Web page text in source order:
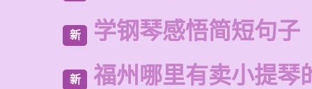
新 学钢琴感悟简短句子
新 福州哪里有卖小提琴